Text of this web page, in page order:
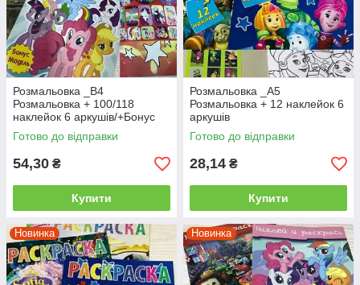
Розмальовка _В4
Розмальовка + 100/118
наклейок 6 аркушів/+Бонус
Готово до відправки
54,30 ₴
Купити
Розмальовка _А5
Розмальовка + 12 наклейок 6
аркушів
Готово до відправки
28,14 ₴
Купити
Новинка Новинка